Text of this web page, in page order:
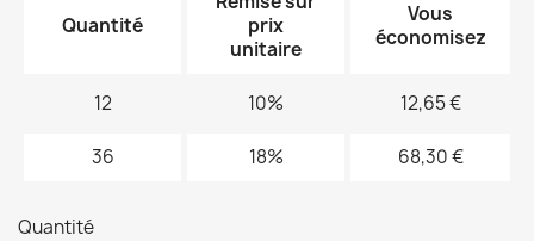
Quantité
prix
unitaire
Vous
économisez
12 10% 12,65 €
36 18% 68,30 €
Quantité